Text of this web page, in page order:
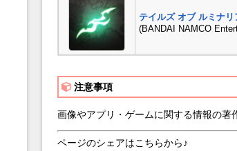
テイルズ オブ ルミナリ
(BANDAI NAMCO
注意事項
画像やアプリ・ゲームに関する情報の著
ページのシェアはこちらから♪